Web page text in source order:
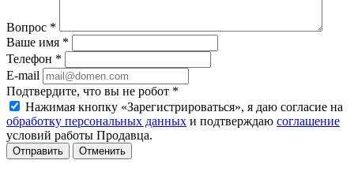
Вопрос *
Ваше имя *
Телефон *
E-mail
Подтвердите, что вы не робот *
Нажимая кнопку «Зарегистрироваться», я даю согласие на
обработку персональных данных и подтверждаю соглашение
условий работы Продавца.
Отменить